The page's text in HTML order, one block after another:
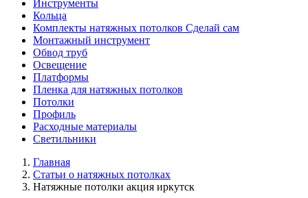
Инструменты
Кольца
Комплекты натяжных потолков Сделай сам
Монтажный инструмент
Обвод труб
Освещение
Платформы
Пленка для натяжных потолков
Потолки
Профиль
Расходные материалы
Светильники
Главная
Статьи о натяжных потолках
Натяжные потолки акция иркутск